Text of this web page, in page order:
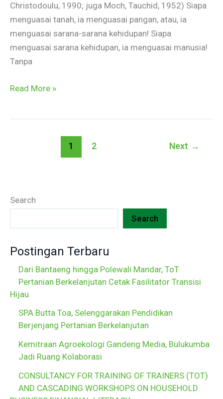
Christodoulu, 1990; juga Moch, Tauchid, 1952) Siapa
menguasai tanah, ia menguasai pangan, atau, ia
menguasai sarana-sarana kehidupan! Siapa
menguasai sarana kehidupan, ia menguasai manusia!
Tanpa
Read More »
1 2 Next →
Search
Search
Postingan Terbaru
Dari Bantaeng hingga Polewali Mandar, ToT
Pertanian Berkelanjutan Cetak Fasilitator Transisi
Hijau
SPA Butta Toa, Selenggarakan Pendidikan
Berjenjang Pertanian Berkelanjutan
Kemitraan Agroekologi Gandeng Media, Bulukumba
Jadi Ruang Kolaborasi
CONSULTANCY FOR TRAINING OF TRAINERS (TOT)
AND CASCADING WORKSHOPS ON HOUSEHOLD